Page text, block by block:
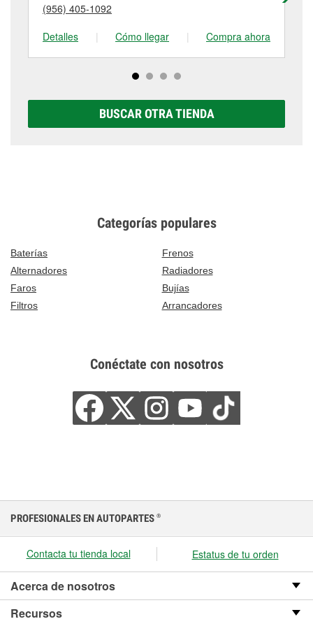
tienda #591 para obtener más información.
(956) 405-1092
Detalles
| Cómo llegar | Compra ahora
BUSCAR OTRA TIENDA
Categorías populares
Baterías
Frenos
Alternadores
Radiadores
Faros
Bujías
Filtros
Arrancadores
Conéctate con nosotros
PROFESIONALES EN AUTOPARTES ®
Contacta tu tienda local Estatus de tu orden
Acerca de nosotros
Recursos